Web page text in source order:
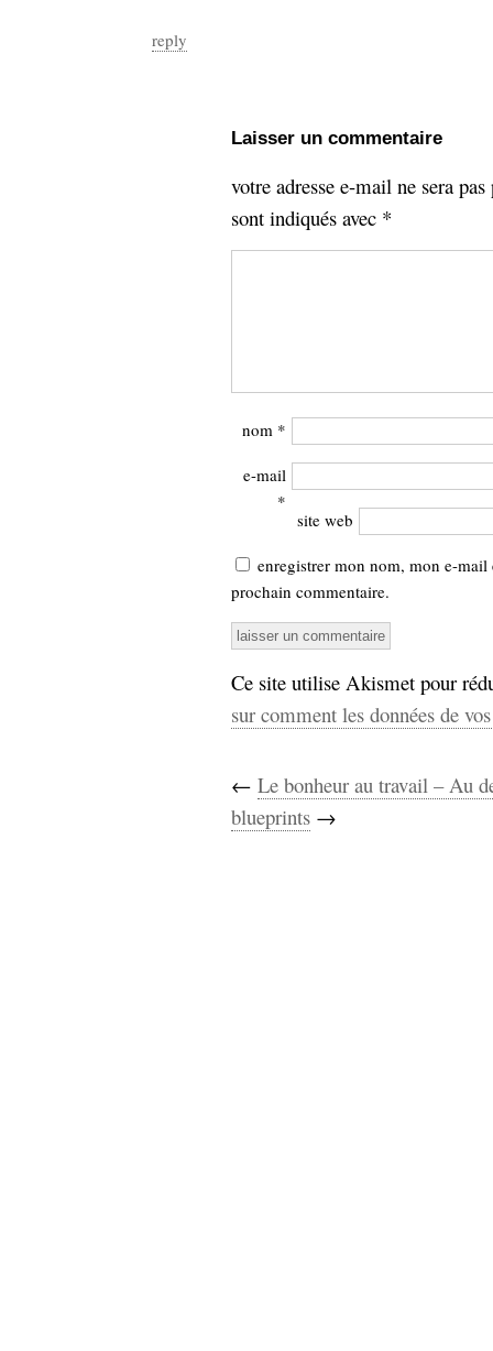
reply
Laisser un commentaire
votre adresse e-mail ne sera
sont indiqués avec *
nom *
e-mail
*
site web
enregistrer mon nom, mon e-
prochain commentaire.
Ce site utilise Akismet pour
sur comment les données de
← Le bonheur au travail – Au
blueprints →